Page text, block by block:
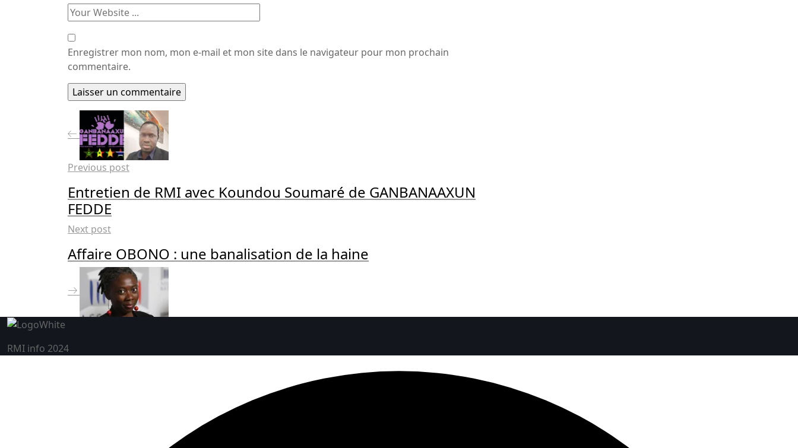
Enregistrer mon nom, mon e-mail et mon site dans le navigateur pour mon prochain
commentaire.
Previous post
Entretien de RMI avec Koundou Soumaré de GANBANAAXUN
FEDDE
Next post
Affaire OBONO : une banalisation de la haine
RMI info 2024